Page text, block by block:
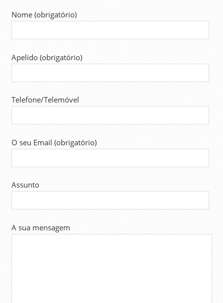
Nome (obrigatório)
Apelido (obrigatório)
Telefone/Telemóvel
O seu Email (obrigatório)
Assunto
A sua mensagem